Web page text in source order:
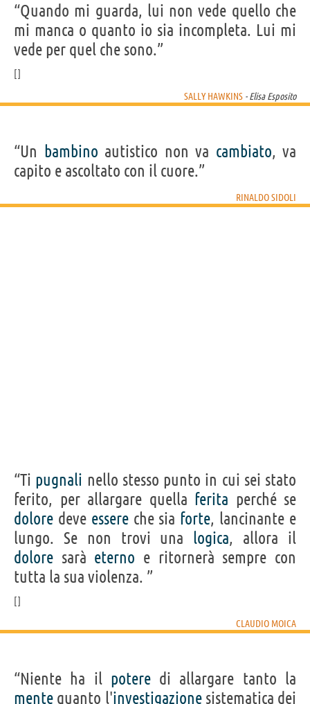
“Quando mi guarda, lui non vede quello che
mi manca o quanto io sia incompleta. Lui mi
vede per quel che sono.”
SALLY HAWKINS - Elisa Esposito
“Un bambino autistico non va cambiato, va
capito e ascoltato con il cuore.”
RINALDO SIDOLI
“Ti pugnali nello stesso punto in cui sei stato
ferito, per allargare quella ferita perché se
dolore deve essereche sia forte, lancinante e
lungo. Se non trovi una logica, allora il
dolore sarà eterno e ritornerà sempre con
tutta la sua violenza. ”
CLAUDIO MOICA
“Niente ha il poteredi allargare tanto la
mente quanto l'investigazionesistematica dei